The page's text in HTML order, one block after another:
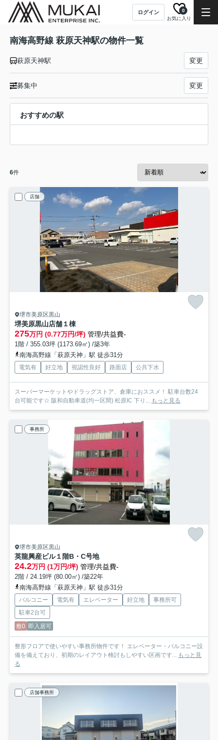
ログイン
お気に入り
0
南海高野線 萩原天神駅の物件一覧
萩原天神駅 変更
募集中 変更
おすすめの駅
6件
店舗
堺市美原区黒山
堺美原黒山店舗１棟
275万円 (0.77万円/坪) 管理/共益費-
1階 / 355.03坪 (1173.69㎡) /築3年
南海高野線「萩原天神」駅 徒歩31分
電気有 好立地 視認性良好 路面店 公共下水
スーパーマーケットやドラッグストア、倉庫におススメ！ 駐車台数24
台可能です☆ 阪和自動車道(均一区間) 松原IC 下り... もっと見る
事務所
堺市美原区黒山
英龍興産ビル１階B・C号地
24.2万円 (1万円/坪) 管理/共益費-
2階 / 24.19坪 (80.00㎡) /築22年
南海高野線「萩原天神」駅 徒歩31分
バルコニー 電気有 エレベーター 好立地
事務所可
駐車2台可
敷0 即入居可
整形フロアで使いやすい事務所物件です！ エレベーター・バルコニー設
備を備えており、初期のレイアウト検討もしやすい区画です... もっと見
る
店舗事務所